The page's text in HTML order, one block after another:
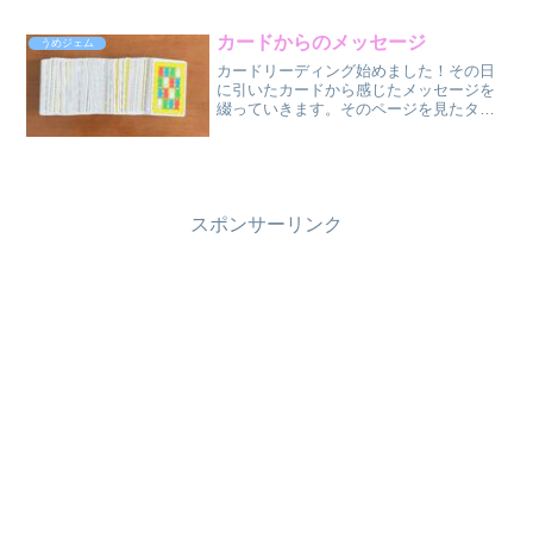
うめジェム カードからのメッセージ
カードリーディング始めました！その日
に引いたカードから感じたメッセージを
綴っていきます。そのページを見たタイ
スポンサーリンク